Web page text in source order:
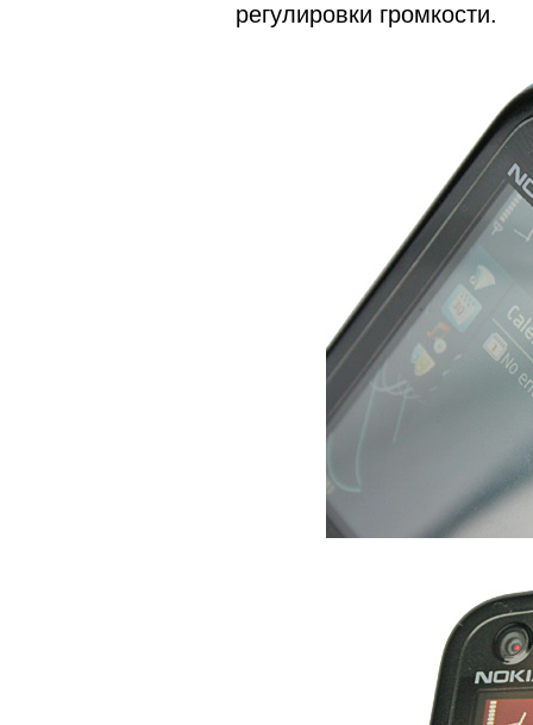
регулировки громкости.